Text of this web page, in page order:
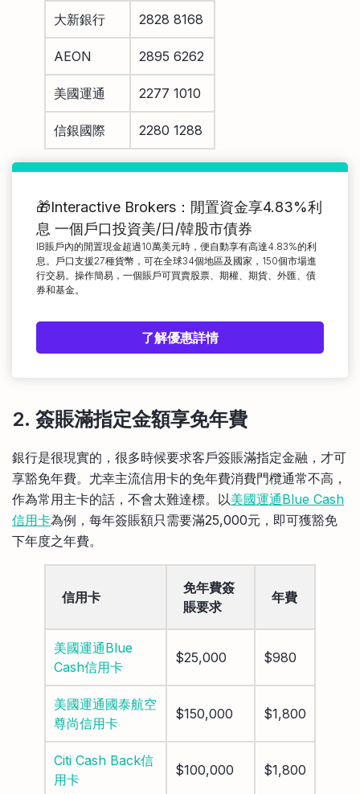
大新銀行 2828 8168
AEON 2895 6262
美國運通 2277 1010
信銀國際 2280 1288
🎁Interactive Brokers：閒置資金享4.83%利
息 一個戶口投資美/日/韓股市債券
IB賬戶內的閒置現金超過10萬美元時，便自動享有高達4.83%的利
息。戶口支援27種貨幣，可在全球34個地區及國家，150個市場進
行交易。操作簡易，一個賬戶可買賣股票、期權、期貨、外匯、債
券和基金。
了解優惠詳情
2. 簽賬滿指定金額享免年費
銀行是很現實的，很多時候要求客戶簽賬滿指定金融，才可
享豁免年費。尤幸主流信用卡的免年費消費門欖通常不高，
作為常用主卡的話，不會太難達標。以美國運通Blue Cash
信用卡為例，每年簽賬額只需要滿25,000元，即可獲豁免
下年度之年費。
信用卡
免年費簽
賬要求
年費
美國運通Blue
Cash信用卡
$25,000 $980
美國運通國泰航空
尊尚信用卡
$150,000 $1,800
Citi Cash Back信
用卡
$100,000 $1,800